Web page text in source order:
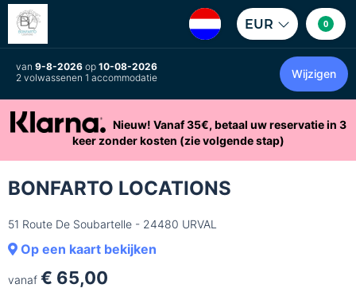
EUR 0
van 9-8-2026 op 10-08-2026
2 volwassenen 1 accommodatie
Wijzigen
Nieuw! Vanaf 35€, betaal uw reservatie in 3
keer zonder kosten (zie volgende stap)
BONFARTO LOCATIONS
51 Route De Soubartelle - 24480 URVAL
Op een kaart bekijken
vanaf € 65,00